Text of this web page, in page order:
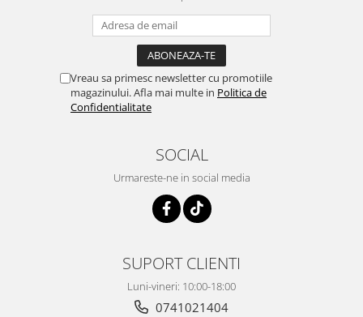
Vreau sa primesc newsletter cu promotiile
magazinului. Afla mai multe in Politica de
Confidentialitate
SOCIAL
Urmareste-ne in social media
SUPORT CLIENTI
Luni-vineri: 10:00-18:00
0741021404